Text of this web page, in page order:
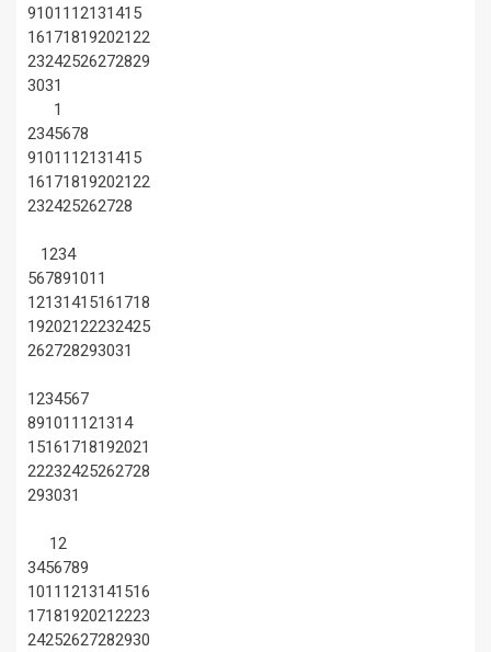
91011 12131415
16171819202122
23242526272829
3031
1
2345678
91011 12131415
16171819202122
232425262728
1234
567891011
12131415161718
19202122232425
262728293031
1234567
891011 121314
15161718192021
22232425262728
293031
12
3456789
1011 1213141516
17181920212223
24252627282930